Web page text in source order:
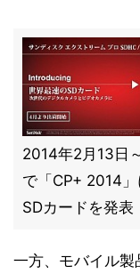
2014年2月13日
で「CP+ 2014
SDカードを発表
一方、モバイル